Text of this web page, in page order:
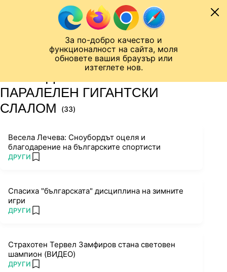
За по-добро качество и
функционалност на сайта, моля
обновете вашия браузър или
изтеглете нов.
Към съдържанието
Лига на Конференциите
ПАРАЛЕЛЕН ГИГАНТСКИ
СЛАЛОМ
(33)
Весела Лечева: Сноубордът оцеля и
благодарение на българските спортисти
ПОВЕЧЕ ОТ
ДРУГИ add favorites
Спасиха "българската" дисциплина на зимните
игри
ПОВЕЧЕ ОТ
ДРУГИ add favorites
Страхотен Тервел Замфиров стана световен
шампион (ВИДЕО)
ПОВЕЧЕ ОТ
ДРУГИ add favorites